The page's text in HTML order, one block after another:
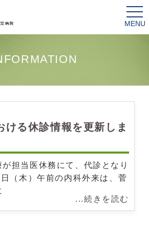
ける休診情報を更新しま
担当医休務にて、代診となり
（木）午前の内科外来は、菅
...続きを読む